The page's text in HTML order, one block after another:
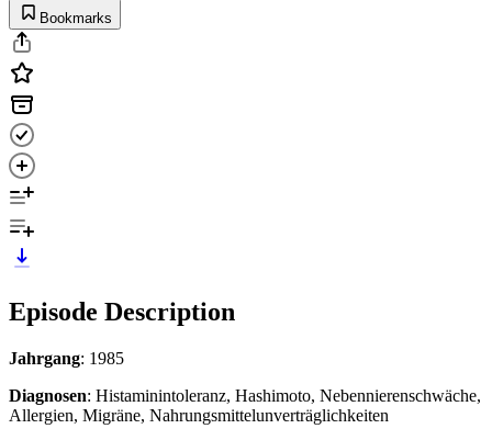
Bookmarks
Episode Description
Jahrgang: 1985
Diagnosen: Histaminintoleranz, Hashimoto, Nebennierenschwäche,
Allergien, Migräne, Nahrungsmittelunverträglichkeiten